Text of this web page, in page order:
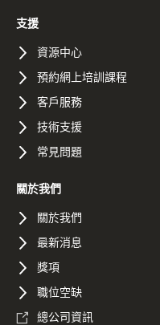
支援
資源中心
預約網上培訓課程
客戶服務
技術支援
常見問題
關於我們
關於我們
最新消息
獎項
職位空缺
總公司資訊